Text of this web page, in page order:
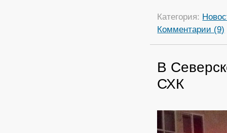
Категория:
Комментарии (9)
В
СХК